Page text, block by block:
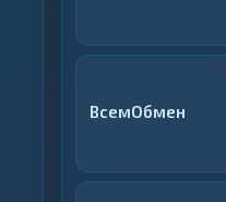
ВсемОбмен